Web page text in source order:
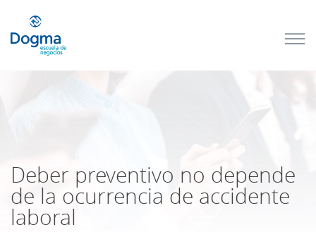
Deber preventivo no depende
de la ocurrencia de accidente
laboral
próximos